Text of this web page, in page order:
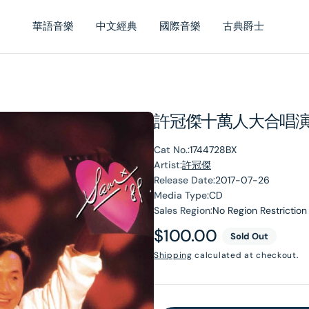
華語音樂 中文經典 國際音樂 古典爵士
許冠傑十萬人大合唱
Cat No.:1744728BX
Artist:許冠傑
Release Date:2017-07-26
Media Type:CD
Sales Region:No Region Restriction
Regular
price
$100.00 Sold Out
Shipping calculated at checkout.